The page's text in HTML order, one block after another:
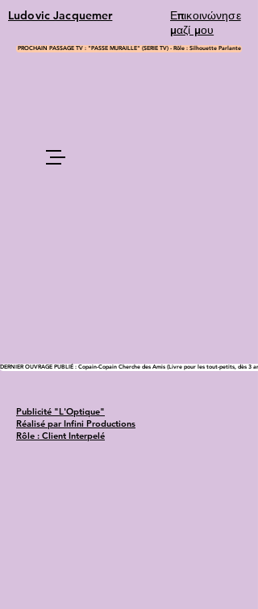
Ludovic Jacquemer
Επικοινώνησε
μαζί μου
Publicité "L'Optique"
Réalisé par Infini Productions
Rôle : Client Interpelé
PROCHAIN PASSAGE TV : "PASSE MURAILLE" (SERIE TV) - Rôle : Silhouette Parlante
DERNIER OUVRAGE PUBLIÉ : Copain-Copain Cherche des Amis (Livre pour les tout-petits, dès 3